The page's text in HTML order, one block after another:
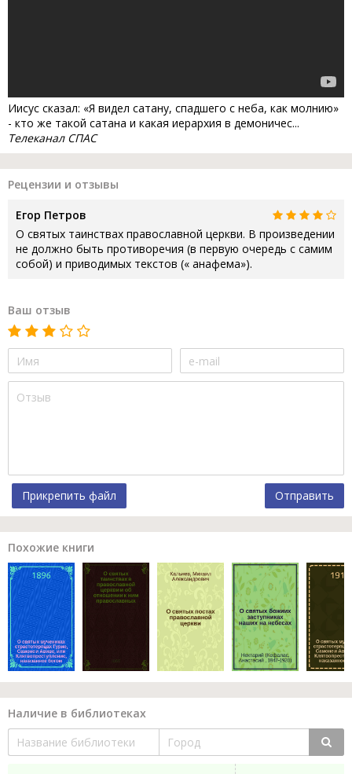
Иисус сказал: «Я видел сатану, спадшего с неба, как молнию»
- кто же такой сатана и какая иерархия в демоничес...
Телеканал СПАС
Рецензии и отзывы
Егор Петров
О святых таинствах православной церкви. В произведении
не должно быть противоречия (в первую очередь с самим
собой) и приводимых текстов (« анафема»).
Ваш отзыв
Прикрепить файл Отправить
Похожие книги
Наличие в библиотеках